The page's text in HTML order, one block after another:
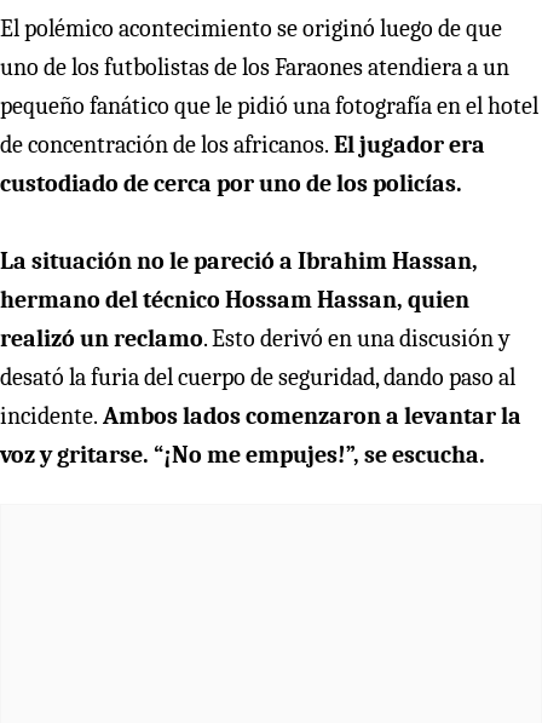
El polémico acontecimiento se originó luego de que
uno de los futbolistas de los Faraones atendiera a un
pequeño fanático que le pidió una fotografía en el hotel
de concentración de los africanos. El jugador era
custodiado de cerca por uno de los policías.
La situación no le pareció a Ibrahim Hassan,
hermano del técnico Hossam Hassan, quien
realizó un reclamo. Esto derivó en una discusión y
desató la furia del cuerpo de seguridad, dando paso al
incidente. Ambos lados comenzaron a levantar la
voz y gritarse. “¡No me empujes!”, se escucha.